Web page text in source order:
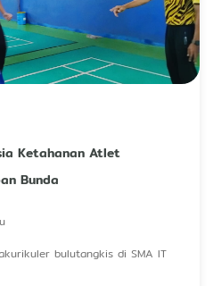
Ketahanan Atlet
Bunda
bulutangkis di SMA IT